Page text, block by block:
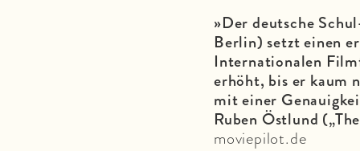
»Der deutsche
Berlin) setzt einen
Internationalen
erhöht, bis er kaum
mit einer
Ruben Östlund
moviepilot.de